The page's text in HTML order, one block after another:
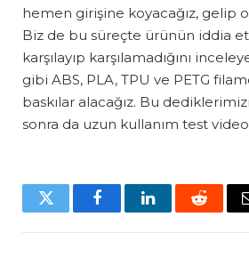
hemen girişine koyacağız, gelip
Biz de bu süreçte ürünün iddia
karşılayıp karşılamadığını
gibi ABS, PLA, TPU ve PETG
baskılar alacağız. Bu
sonra da uzun kullanım test
Twitter FacebookLinkedInReddit